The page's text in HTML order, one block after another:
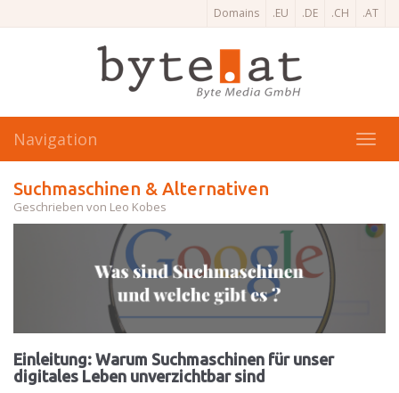
Domains .EU .DE .CH .AT
Navigation
Suchmaschinen & Alternativen
Geschrieben von Leo Kobes
Einleitung: Warum Suchmaschinen für unser
digitales Leben unverzichtbar sind